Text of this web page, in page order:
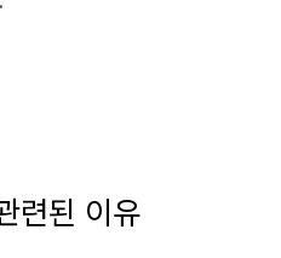
련된 이유